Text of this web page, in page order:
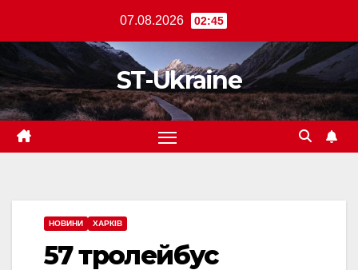
вмісту
07.08.2026 02:45
ST-Ukraine
НОВИНИ ХАРКІВ
57 тролейбус